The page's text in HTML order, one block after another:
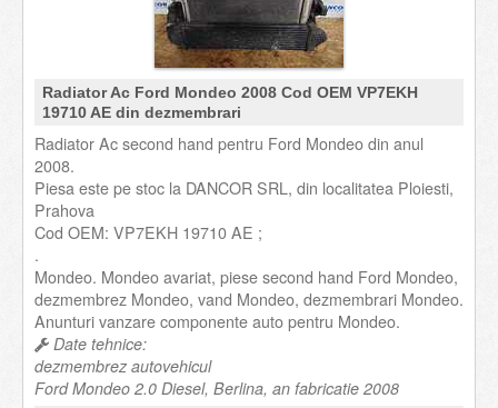
Radiator Ac Ford Mondeo 2008 Cod OEM VP7EKH
19710 AE din dezmembrari
Radiator Ac second hand pentru Ford Mondeo din anul
2008.
Piesa este pe stoc la DANCOR SRL, din localitatea Ploiesti,
Prahova
Cod OEM: VP7EKH 19710 AE ;
.
Mondeo. Mondeo avariat, piese second hand Ford Mondeo,
dezmembrez Mondeo, vand Mondeo, dezmembrari Mondeo.
Anunturi vanzare componente auto pentru Mondeo.
Date tehnice:
dezmembrez autovehicul
Ford Mondeo 2.0 Diesel, Berlina, an fabricatie 2008